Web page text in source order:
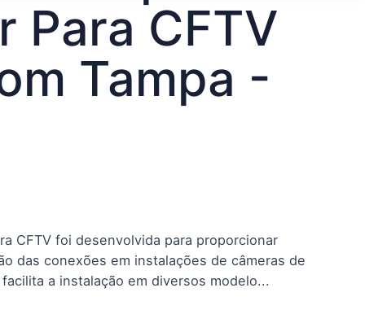
Para CFTV
Tampa -
CFTV foi desenvolvida para proporcionar
das conexões em instalações de câmeras de
a instalação em diversos modelo...